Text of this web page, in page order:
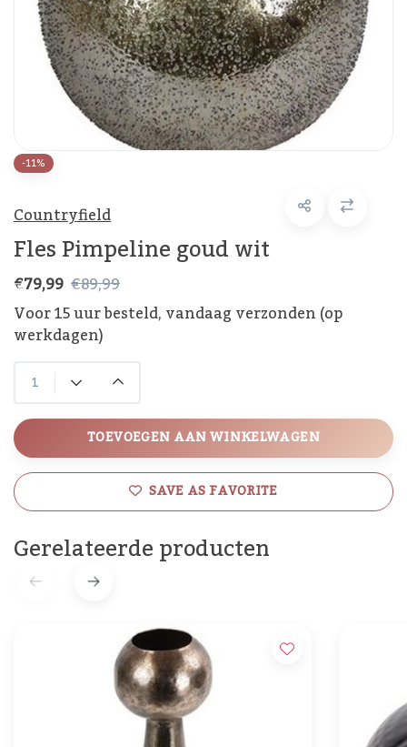
-11%
Countryfield
Fles Pimpeline goud wit
€79,99 €89,99
Voor 15 uur besteld, vandaag verzonden (op
werkdagen)
TOEVOEGEN AAN WINKELWAGEN
SAVE AS FAVORITE
Gerelateerde producten